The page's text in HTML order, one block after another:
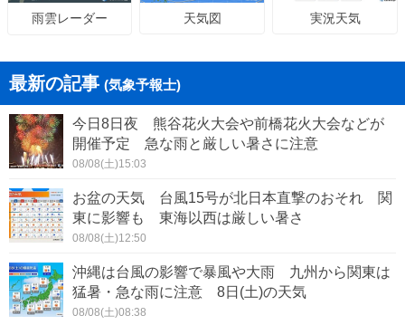
雨雲レーダー 天気図 実況天気
最新の記事 (気象予報士)
今日8日夜 熊谷花火大会や前橋花火大会などが
開催予定 急な雨と厳しい暑さに注意
08/08(土)15:03
お盆の天気 台風15号が北日本直撃のおそれ 関
東に影響も 東海以西は厳しい暑さ
08/08(土)12:50
沖縄は台風の影響で暴風や大雨 九州から関東は
猛暑・急な雨に注意 8日(土)の天気
08/08(土)08:38